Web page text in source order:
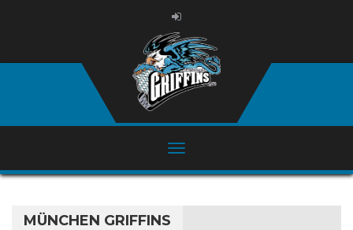
MÜNCHEN GRIFFINS